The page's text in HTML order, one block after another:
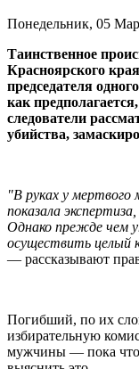
Понедельник, 05
Таинственное
Красноярского
председателя
как
следователи
убийства,
"В руках у
показала
Однако прежде чем
осуществить целый
— рассказывают
Погибший, по их
избирательную
мужчины — пока что